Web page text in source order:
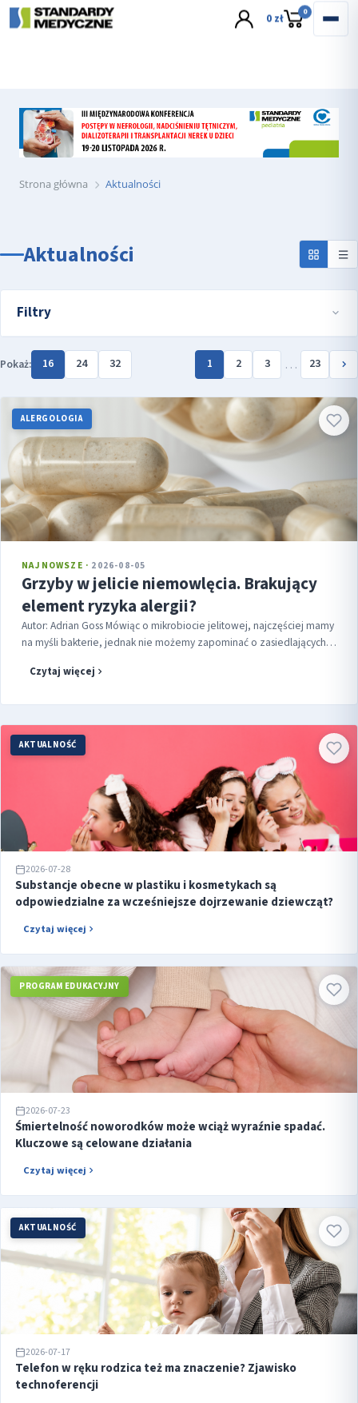
wyślij e-mail
Strona główna Aktualności
Aktualności
Filtry
Pokaż: 16 24 32 1 2 3 … 23
ALERGOLOGIA
NAJNOWSZE · 2026-08-05
Grzyby w jelicie niemowlęcia. Brakujący
element ryzyka alergii?
Autor: Adrian Goss Mówiąc o mikrobiocie jelitowej, najczęściej mamy
na myśli bakterie, jednak nie możemy zapominać o zasiedlających
pozostawały...
Czytaj więcej
AKTUALNOŚĆ
2026-07-28
Substancje obecne w plastiku i kosmetykach są
odpowiedzialne za wcześniejsze dojrzewanie dziewcząt?
Czytaj więcej
PROGRAM EDUKACYJNY
2026-07-23
Śmiertelność noworodków może wciąż wyraźnie spadać.
Kluczowe są celowane działania
Czytaj więcej
AKTUALNOŚĆ
2026-07-17
Telefon w ręku rodzica też ma znaczenie? Zjawisko
technoferencji